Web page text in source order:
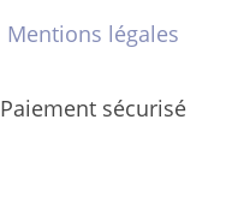
Mentions légales
Paiement sécurisé